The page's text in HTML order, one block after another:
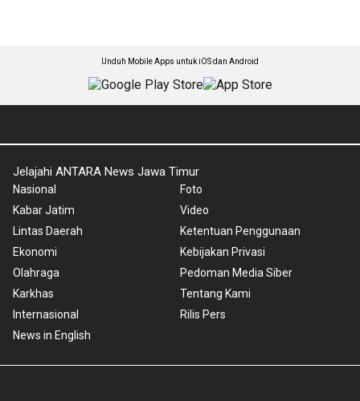
Unduh Mobile Apps untuk iOS dan Android
Jelajahi ANTARA News Jawa Timur
Nasional
Kabar Jatim
Lintas Daerah
Ekonomi
Olahraga
Karkhas
Internasional
News in English
Foto
Video
Ketentuan Penggunaan
Kebijakan Privasi
Pedoman Media Siber
Tentang Kami
Rilis Pers